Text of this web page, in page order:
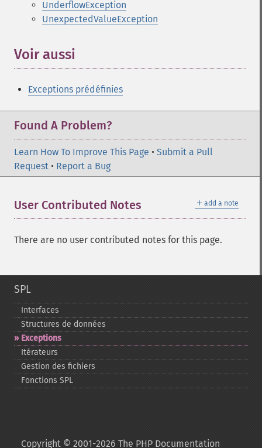
UnderflowException
UnexpectedValueException
Voir aussi
Exceptions prédéfinies
Found A Problem?
Learn How To Improve This Page • Submit a Pull
Request • Report a Bug
＋ add a note
User Contributed Notes
There are no user contributed notes for this page.
SPL
Interfaces
Structures de données
Exceptions
Itérateurs
Gestion des fichiers
Fonctions SPL
Copyright © 2001-2026 The PHP Documentation